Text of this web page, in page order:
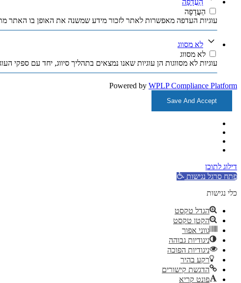
הַעֲדָפָה
עוגיות העדפה מאפשרות לאתר לזכור מידע שמשנה את האופן בו האתר
לא מסווג
לא מסווג
עוגיות לא מסווגות הן עוגיות שאנו נמצאים בתהליך סיווג, יחד עם ספקי
Powered by WPLP Compliance Platform
Save And Accept
דילוג לתוכן
פתח סרגל נגישות
כלי נגישות
הגדל טקסט
הקטן טקסט
גווני אפור
ניגודיות גבוהה
ניגודיות הפוכה
רקע בהיר
הדגשת קישורים
פונט קריא